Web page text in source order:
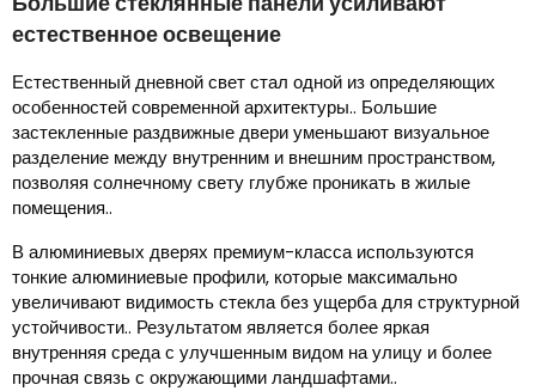
естественное освещение
Естественный дневной свет стал одной из определяющих
особенностей современной архитектуры.. Большие
застекленные раздвижные двери уменьшают визуальное
разделение между внутренним и внешним пространством,
позволяя солнечному свету глубже проникать в жилые
помещения..
В алюминиевых дверях премиум-класса используются
тонкие алюминиевые профили, которые максимально
увеличивают видимость стекла без ущерба для структурной
устойчивости.. Результатом является более яркая
внутренняя среда с улучшенным видом на улицу и более
прочная связь с окружающими ландшафтами..